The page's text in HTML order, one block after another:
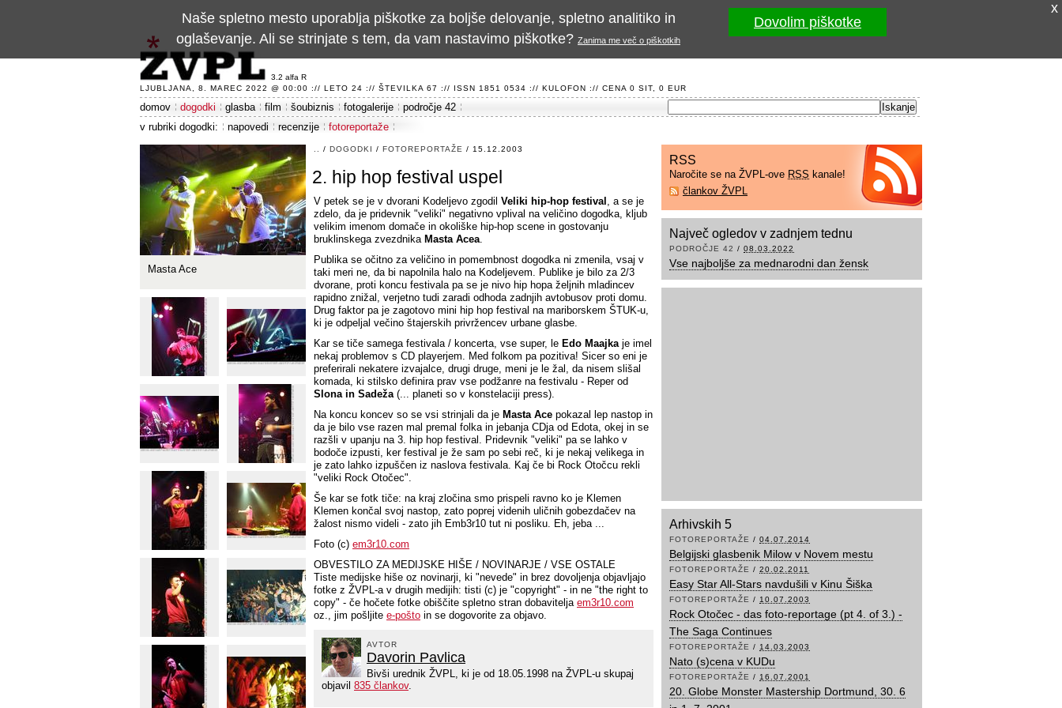
3.2 alfa R
LJUBLJANA, 8. MAREC 2022 @ 00:00 :// LETO 24 :// ŠTEVILKA 67 :// ISSN 1851 0534 :// KULOFON :// CENA 0 SIT, 0 EUR
domov dogodki glasba film šoubiznis fotogalerije
področje 42
v rubriki dogodki:
napovedi recenzije fotoreportaže
/ DOGODKI / FOTOREPORTAŽE / 15.12.2003
2. hip hop festival uspel
V petek se je v dvorani Kodeljevo zgodil Veliki hip-hop festival , a se je
zdelo, da je pridevnik "veliki" negativno vplival na veličino dogodka, kljub
velikim imenom domače in okoliške hip-hop scene in gostovanju
bruklinskega zvezdnika Masta Acea.
Publika se očitno za veličino in pomembnost dogodka ni zmenila, vsaj v
taki meri ne, da bi napolnila halo na Kodeljevem. Publike je bilo za 2/3
dvorane, proti koncu festivala pa se je nivo hip hopa željnih mladincev
rapidno znižal, verjetno tudi zaradi odhoda zadnjih avtobusov proti domu.
Drug faktor pa je zagotovo mini hip hop festival na mariborskem ŠTUK-u,
ki je odpeljal večino štajerskih privržencev urbane glasbe.
Kar se tiče samega festivala / koncerta, vse super, le Edo Maajkaje imel
nekaj problemov s CD playerjem. Med folkom pa pozitiva! Sicer so eni je
preferirali nekatere izvajalce, drugi druge, meni je le žal, da nisem slišal
komada, ki stilsko definira prav vse podžanre na festivalu - Reper od
Slona in Sadeža(... planeti so v konstelaciji press).
Na koncu koncev so se vsi strinjali da je Masta Ace pokazal lep nastop in
da je bilo vse razen mal premal folka in jebanja CDja od Edota, okej in se
razšli v upanju na 3. hip hop festival. Pridevnik "veliki" pa se lahko v
bodoče izpusti, ker festival je že sam po sebi reč, ki je nekaj velikega in
je zato lahko izpuščen iz naslova festivala. Kaj če bi Rock Otočcu rekli
"veliki Rock Otočec".
Še kar se fotk tiče: na kraj zločina smo prispeli ravno ko je Klemen
Klemen končal svoj nastop, zato poprej videnih uličnih gobezdačev na
žalost nismo videli - zato jih Emb3r10 tut ni posliku. Eh, jeba ...
Foto (c) em3r10.com
OBVESTILO ZA MEDIJSKE HIŠE / NOVINARJE / VSE OSTALE
Tiste medijske hiše oz novinarji, ki "nevede" in brez dovoljenja objavljajo
fotke z ŽVPL-a v drugih medijih: tisti (c) je "copyright" - in ne "the right to
copy" - če hočete fotke obiščite spletno stran dobavitelja em3r10.com
oz., jim pošljite e-pošto in se dogovorite za objavo.
AVTOR
Davorin Pavlica
Bivši urednik ŽVPL, ki je od 18.05.1998 na ŽVPL-u skupaj
objavil 835 člankov.
Masta Ace
RSS
Naročite se na ŽVPL-ove RSS kanale!
člankov ŽVPL
Največ ogledov v zadnjem tednu
PODROČJE 42 / 08.03.2022
Vse najboljše za mednarodni dan žensk
Arhivskih 5
FOTOREPORTAŽE / 04.07.2014
Belgijski glasbenik Milow v Novem mestu
FOTOREPORTAŽE / 20.02.2011
Easy Star All-Stars navdušili v Kinu Šiška
FOTOREPORTAŽE / 10.07.2003
Rock Otočec - das foto-reportage (pt 4. of 3.) -
The Saga Continues
FOTOREPORTAŽE / 14.03.2003
Nato (s)cena v KUDu
FOTOREPORTAŽE / 16.07.2001
20. Globe Monster Mastership Dortmund, 30. 6
x
Naše spletno mesto uporablja piškotke za boljše delovanje, spletno analitiko in
oglaševanje. Ali se strinjate s tem, da vam nastavimo piškotke? Zanima me več o piškotkih
Dovolim piškotke